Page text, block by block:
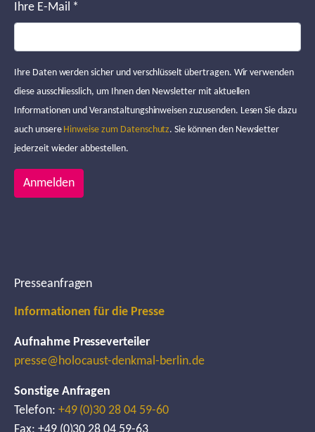
Ihre E-Mail *
Ihre Daten werden sicher und verschlüsselt übertragen. Wir verwenden
diese ausschliesslich, um Ihnen den Newsletter mit aktuellen
Informationen und Veranstaltungshinweisen zuzusenden. Lesen Sie dazu
auch unsere Hinweise zum Datenschutz. Sie können den Newsletter
jederzeit wieder abbestellen.
Anmelden
Presseanfragen
Informationen für die Presse
Aufnahme Presseverteiler
presse@holocaust-denkmal-berlin.de
Sonstige Anfragen
Telefon: +49 (0)30 28 04 59-60